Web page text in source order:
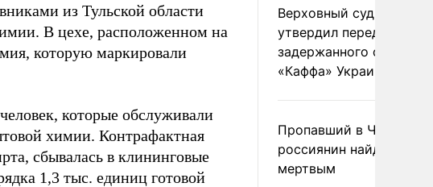
из Тульской области
В цехе, расположенном на
которую маркировали
которые обслуживали
химии. Контрафактная
сбывалась в клининговые
1,3 тыс. единиц готовой
Верховный суд Швеции
утвердил передачу
задержанного
«Каффа» Украине
Пропавший в
россиянин найден
мертвым